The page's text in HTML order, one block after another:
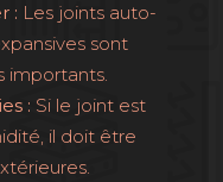
: Les joints auto-
sont
importants.
: Si le joint est
il doit être